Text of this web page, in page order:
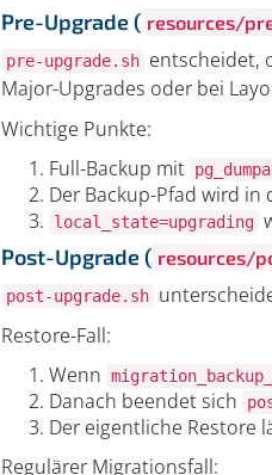
Pre-Upgrade ( resources/
pre-upgrade.sh entscheidet,
Major-Upgrades oder bei
Wichtige Punkte:
Full-Backup mit
Der Backup-Pfad wird in
local_state=upgrading
Post-Upgrade ( resources/
post-upgrade.sh
Restore-Fall:
Wenn
Danach beendet sich
Der eigentliche Restore
Regulärer Migrationsfall: